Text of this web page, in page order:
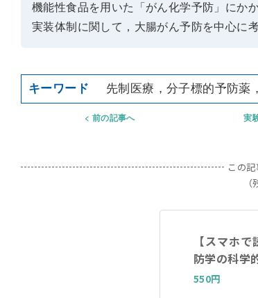
機能性食品を用いた「がん化学予防」にか
実装体制に関して，大腸がん予防を中心に
先制医療，分子標的予防薬
前の記事へ 実
この
【スマホ
防学の科学
550円